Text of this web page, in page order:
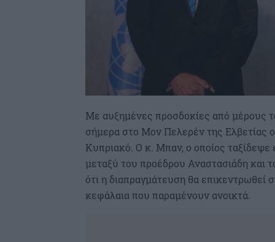
Με αυξημένες προσδοκίες από
σήμερα στο Μον Πελερέν της Ελβετίας
Κυπριακό. Ο κ. Μπαν, ο οποίος ταξίδεψε
μεταξύ του προέδρου Αναστασιάδη και
ότι η διαπραγμάτευση θα
κεφάλαια που παραμένουν ανοικτά.